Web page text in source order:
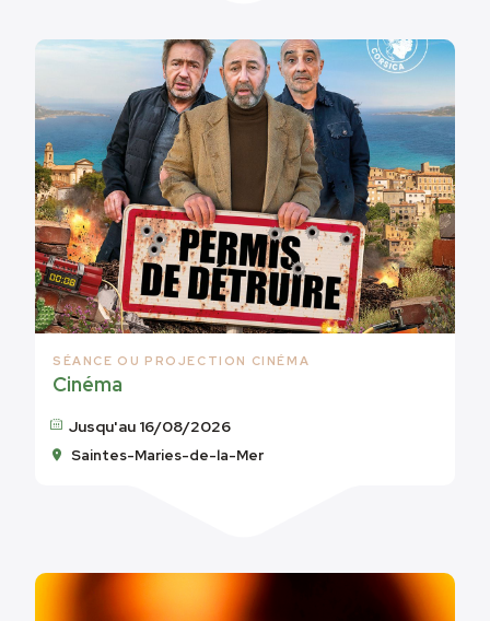
SÉANCE OU PROJECTION CINÉMA
Cinéma
Jusqu'au 16/08/2026
Saintes-Maries-de-la-Mer